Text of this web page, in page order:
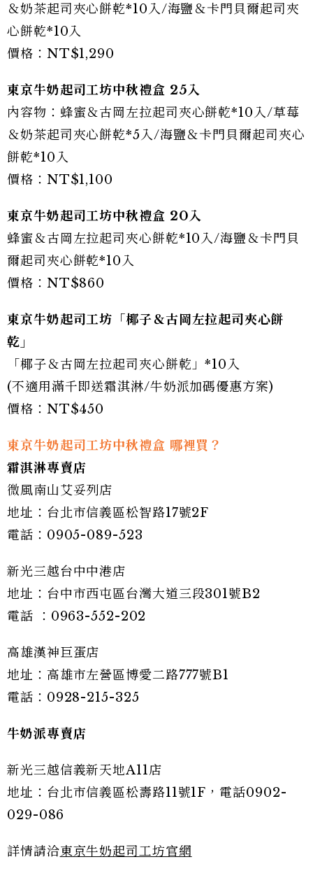
＆奶茶起司夾心餅乾*10入/海鹽＆卡門貝爾起司夾
心餅乾*10入
價格：NT$1,290
東京牛奶起司工坊中秋禮盒 25入
內容物：蜂蜜＆古岡左拉起司夾心餅乾*10入/草莓
＆奶茶起司夾心餅乾*5入/海鹽＆卡門貝爾起司夾心
餅乾*10入
價格：NT$1,100
東京牛奶起司工坊中秋禮盒 20入
蜂蜜＆古岡左拉起司夾心餅乾*10入/海鹽＆卡門貝
爾起司夾心餅乾*10入
價格：NT$860
東京牛奶起司工坊「椰子＆古岡左拉起司夾心餅
乾」
「椰子＆古岡左拉起司夾心餅乾」*10入
(不適用滿千即送霜淇淋/牛奶派加碼優惠方案)
價格：NT$450
東京牛奶起司工坊中秋禮盒 哪裡買？
霜淇淋專賣店
微風南山艾妥列店
地址：台北市信義區松智路17號2F
電話：0905-089-523
新光三越台中中港店
地址：台中市西屯區台灣大道三段301號B2
電話 ：0963-552-202
高雄漢神巨蛋店
地址：高雄市左營區博愛二路777號B1
電話：0928-215-325
牛奶派專賣店
新光三越信義新天地A11店
地址：台北市信義區松壽路11號1F，電話0902-
029-086
詳情請洽東京牛奶起司工坊官網